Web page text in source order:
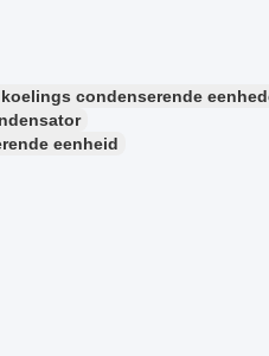
condenserende
eenheid